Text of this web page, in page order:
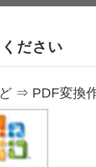
ださい
⇒ PDF変換